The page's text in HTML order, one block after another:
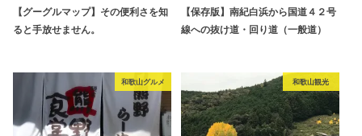
【グーグルマップ】その便利さを知
ると手放せません。
【保存版】南紀白浜から国道４２号
線への抜け道・回り道（一般道）
和歌山グルメ 和歌山観光